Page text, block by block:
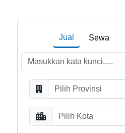
Jual Sewa
Pilih Provinsi
Pilih Kota